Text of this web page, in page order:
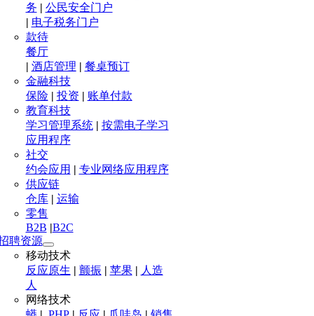
务 | 公民安全门户
| 电子税务门户
款待
餐厅
| 酒店管理 | 餐桌预订
金融科技
保险| 投资 | 账单付款
教育科技
学习管理系统 | 按需电子学习
应用程序
社交
约会应用 | 专业网络应用程序
供应链
仓库| 运输
零售
B2B |B2C
聘资源
移动技术
反应原生 | 颤振 | 苹果| 人造
人
网络技术